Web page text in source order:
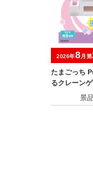
たまごっち
るクレーン
ス～
2026年8 月第